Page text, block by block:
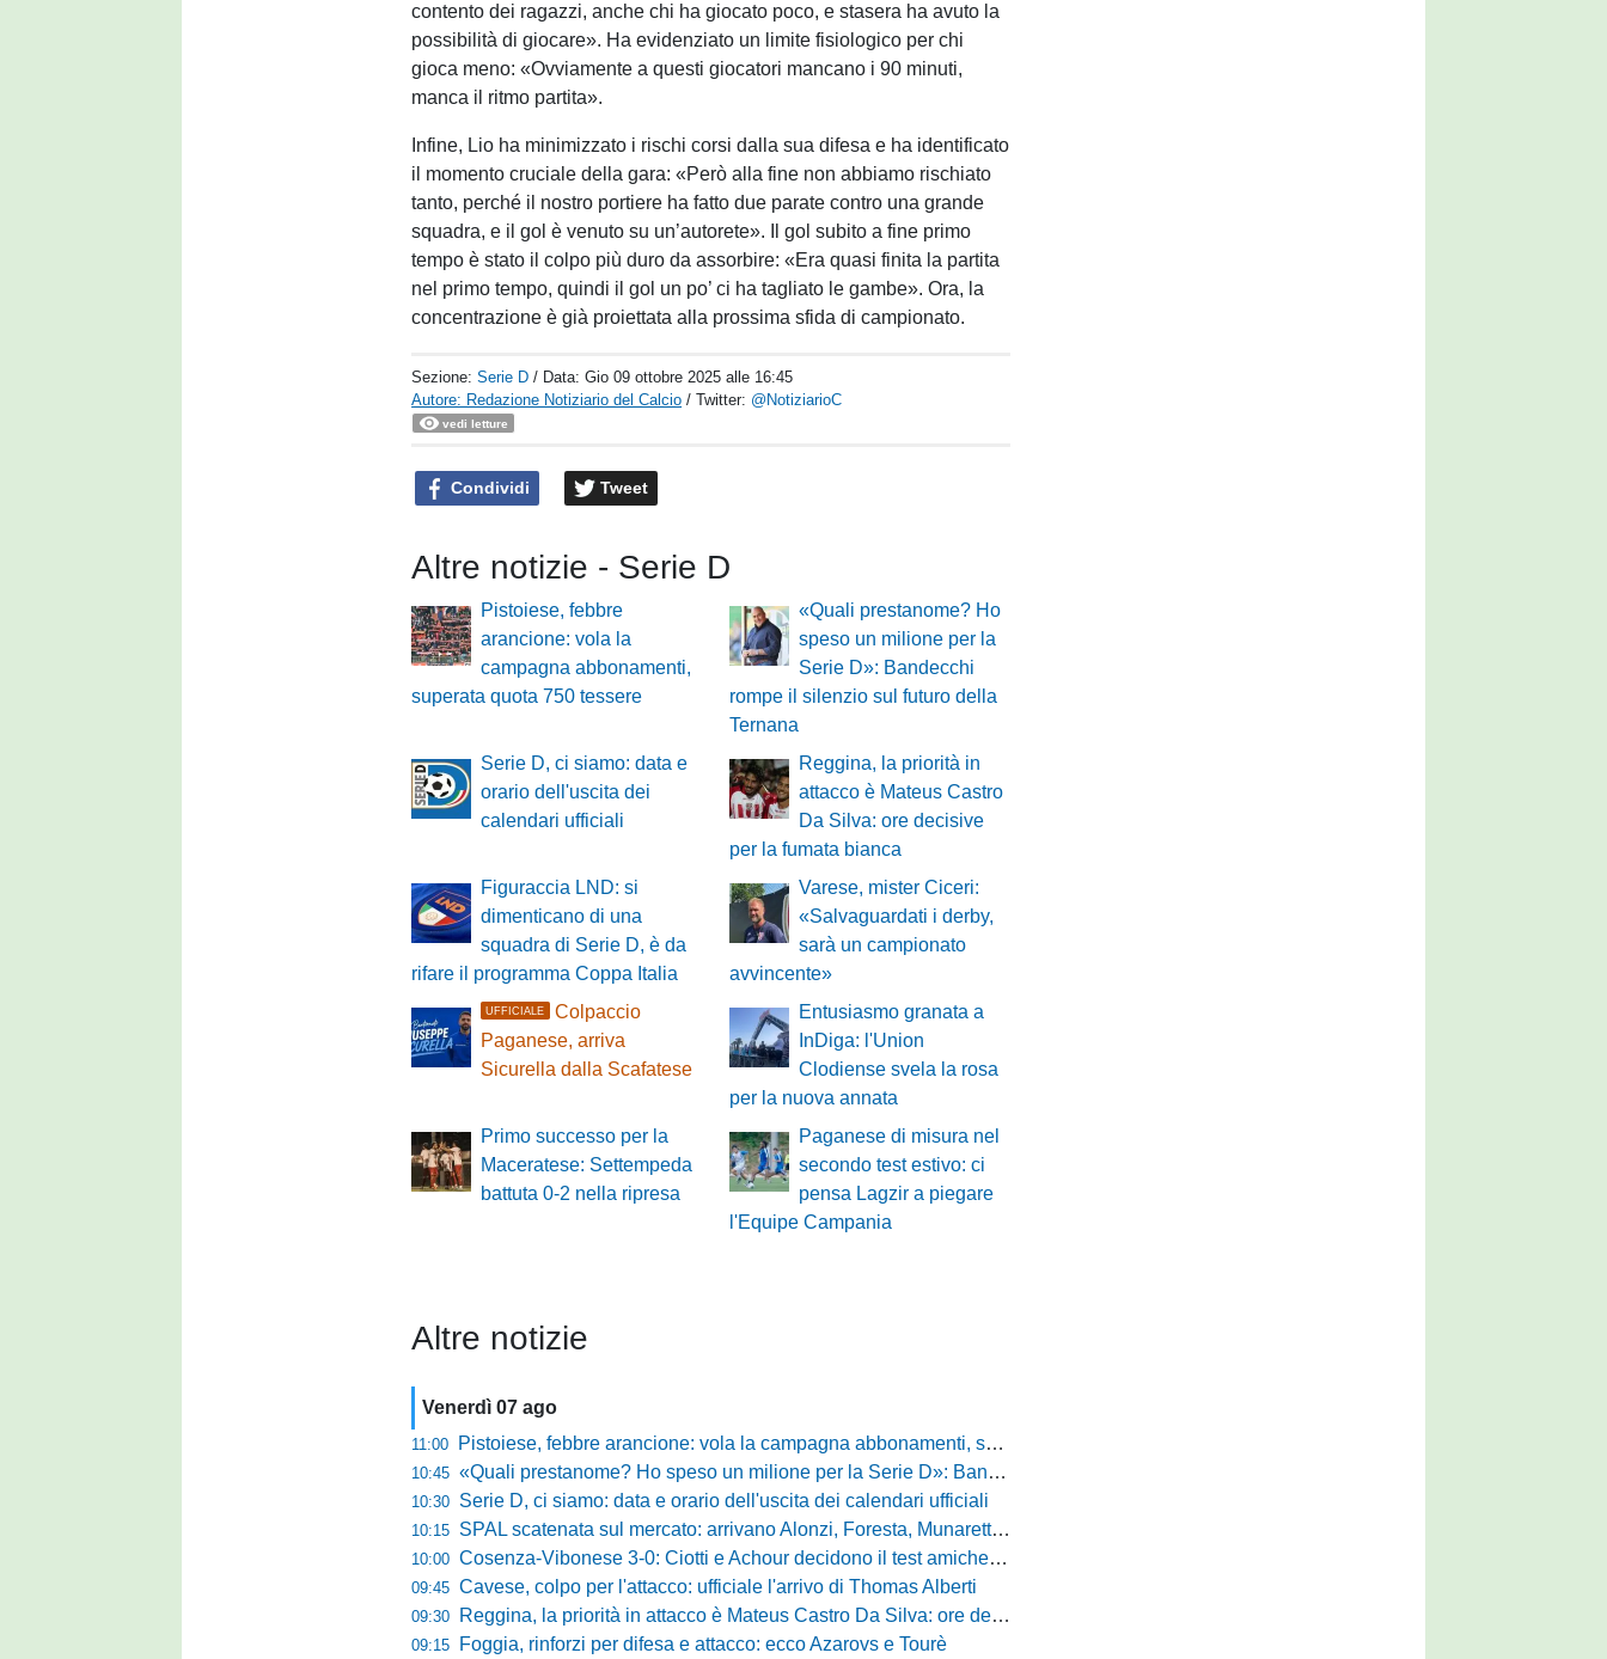
contento dei ragazzi, anche chi ha giocato poco, e stasera ha avuto la
possibilità di giocare». Ha evidenziato un limite fisiologico per chi
gioca meno: «Ovviamente a questi giocatori mancano i 90 minuti,
manca il ritmo partita».
Infine, Lio ha minimizzato i rischi corsi dalla sua difesa e ha identificato
il momento cruciale della gara: «Però alla fine non abbiamo rischiato
tanto, perché il nostro portiere ha fatto due parate contro una grande
squadra, e il gol è venuto su un’autorete». Il gol subito a fine primo
tempo è stato il colpo più duro da assorbire: «Era quasi finita la partita
nel primo tempo, quindi il gol un po’ ci ha tagliato le gambe». Ora, la
concentrazione è già proiettata alla prossima sfida di campionato.
Sezione:Serie D / Data:Gio 09 ottobre 2025 alle 16:45
Autore: Redazione Notiziario del Calcio / Twitter: @NotiziarioC
vedi letture
Condividi Tweet
Altre notizie - Serie D
Pistoiese, febbre
arancione: vola la
campagna abbonamenti,
superata quota 750 tessere
«Quali prestanome? Ho
speso un milione per la
Serie D»: Bandecchi
rompe il silenzio sul futuro della
Ternana
Serie D, ci siamo: data e
orario dell'uscita dei
calendari ufficiali
Reggina, la priorità in
attacco è Mateus Castro
Da Silva: ore decisive
per la fumata bianca
Figuraccia LND: si
dimenticano di una
squadra di Serie D, è da
rifare il programma Coppa Italia
Varese, mister Ciceri:
«Salvaguardati i derby,
sarà un campionato
avvincente»
UFFICIALE
Colpaccio
Paganese, arriva
Sicurella dalla Scafatese
Entusiasmo granata a
InDiga: l'Union
Clodiense svela la rosa
per la nuova annata
Primo successo per la
Maceratese: Settempeda
battuta 0-2 nella ripresa
Paganese di misura nel
secondo test estivo: ci
pensa Lagzir a piegare
l'Equipe Campania
Altre notizie
Venerdì 07 ago
11:00 Pistoiese, febbre arancione: vola la campagna abbonamenti, superata quota 750 tessere
10:45 «Quali prestanome? Ho speso un milione per la Serie D»: Bandecchi rompe il silenzio sul futuro della Ternana
10:30 Serie D, ci siamo: data e orario dell'uscita dei calendari ufficiali
10:15 SPAL scatenata sul mercato: arrivano Alonzi, Foresta, Munaretto e Tobia
10:00 Cosenza-Vibonese 3-0: Ciotti e Achour decidono il test amichevole di Lorica
09:45 Cavese, colpo per l'attacco: ufficiale l'arrivo di Thomas Alberti
09:30 Reggina, la priorità in attacco è Mateus Castro Da Silva: ore decisive per la fumata bianca
09:15 Foggia, rinforzi per difesa e attacco: ecco Azarovs e Tourè